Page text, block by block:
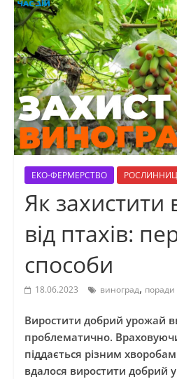
ЕКО-ФЕРМЕРСТВО
Як захистити
від птахів:
способи
18.06.2023 виноград, поради
Виростити добрий урожай
проблематично.
піддається різним
вдалося виростити добрий